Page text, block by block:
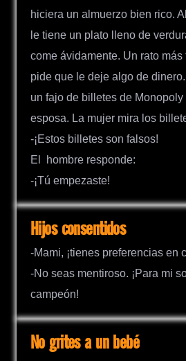
hiciera un almuerzo bien rico.
le tiene un plato lleno de
come ávidamente. Un rato
pide que le deje algo de
un fajo de billetes de Monopoly
esposa. La mujer mira los
-¡Estos billetes son falsos!
El hombre responde:
-¡Tú empezaste!
Hijos consentidos
-Mami, ¡tienes preferencias en
-No seas mentiroso. ¡Para mi
campeón!
No grites a un bebé